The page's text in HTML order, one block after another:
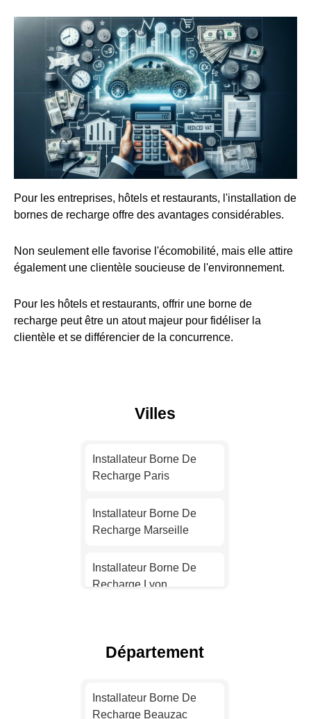
Pour les entreprises, hôtels et restaurants, l'installation de
bornes de recharge offre des avantages considérables.
Non seulement elle favorise l'écomobilité, mais elle attire
également une clientèle soucieuse de l'environnement.
Pour les hôtels et restaurants, offrir une borne de
recharge peut être un atout majeur pour fidéliser la
clientèle et se différencier de la concurrence.
Villes
Installateur Borne De
Recharge Paris
Installateur Borne De
Recharge Marseille
Installateur Borne De
Recharge Lyon
Recharge Nice
Département
Installateur Borne De
Recharge Beauzac